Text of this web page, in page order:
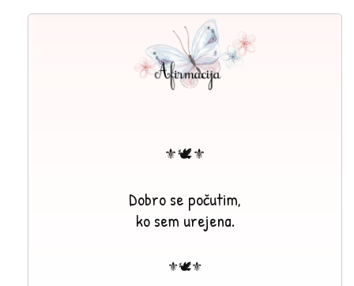
⚜🕊⚜
Dobro se počutim,
ko sem urejena.
⚜🕊⚜